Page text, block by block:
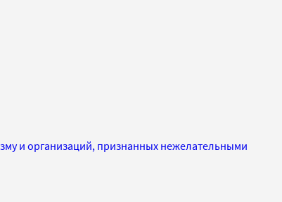
и организаций, признанных нежелательными